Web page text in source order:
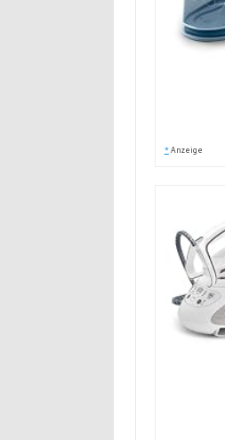
* Anzeige